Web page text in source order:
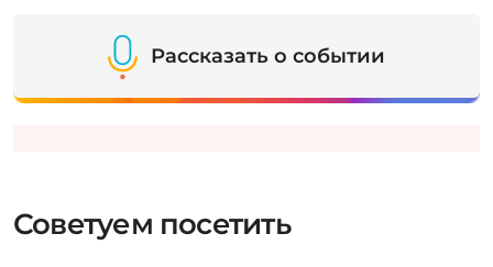
Рассказать о событии
Советуем посетить